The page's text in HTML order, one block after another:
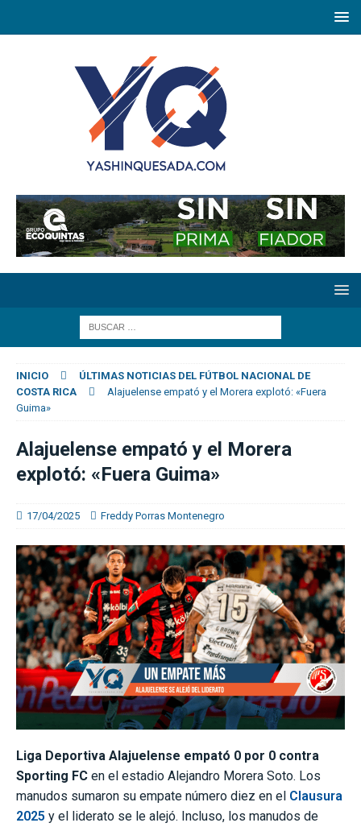
INICIO
ÚLTIMAS NOTICIAS DEL FÚTBOL NACIONAL DE
COSTA RICA
Alajuelense empató y el Morera explotó: «Fuera
Guima»
Alajuelense empató y el Morera
explotó: «Fuera Guima»
17/04/2025 Freddy Porras Montenegro
Liga Deportiva Alajuelense empató 0 por 0 contra
Sporting FC en el estadio Alejandro Morera Soto. Los
manudos sumaron su empate número diez en el Clausura
2025 y el liderato se le alejó. Incluso, los manudos de